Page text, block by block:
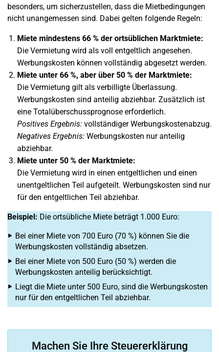
besonders, um sicherzustellen, dass die Mietbedingungen
nicht unangemessen sind. Dabei gelten folgende Regeln:
Miete mindestens 66 % der ortsüblichen Marktmiete:
Die Vermietung wird als voll entgeltlich angesehen.
Werbungskosten können vollständig abgesetzt werden.
Miete unter 66 %, aber über 50 % der Marktmiete:
Die Vermietung gilt als verbilligte Überlassung.
Werbungskosten sind anteilig abziehbar. Zusätzlich ist
eine Totalüberschussprognose erforderlich.
Positives Ergebnis: vollständiger Werbungskostenabzug.
Negatives Ergebnis: Werbungskosten nur anteilig
abziehbar.
Miete unter 50 % der Marktmiete:
Die Vermietung wird in einen entgeltlichen und einen
unentgeltlichen Teil aufgeteilt. Werbungskosten sind nur
für den entgeltlichen Teil abziehbar.
Beispiel: Die ortsübliche Miete beträgt 1.000 Euro:
Bei einer Miete von 700 Euro (70 %) können Sie die
Werbungskosten vollständig absetzen.
Bei einer Miete von 500 Euro (50 %) werden die
Werbungskosten anteilig berücksichtigt.
Liegt die Miete unter 500 Euro, sind die Werbungskosten
nur für den entgeltlichen Teil abziehbar.
Machen Sie Ihre Steuererklärung